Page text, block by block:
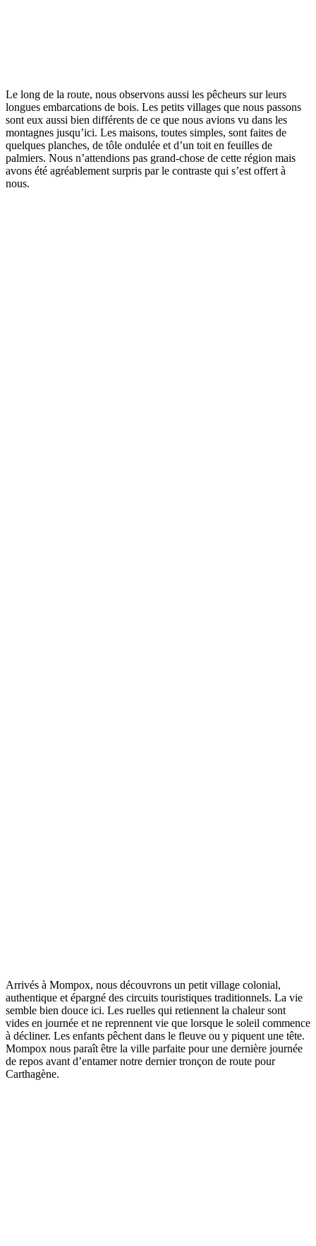
Le long de la route, nous observons aussi les pêcheurs sur leurs
longues embarcations de bois. Les petits villages que nous passons
sont eux aussi bien différents de ce que nous avions vu dans les
montagnes jusqu’ici. Les maisons, toutes simples, sont faites de
quelques planches, de tôle ondulée et d’un toit en feuilles de
palmiers. Nous n’attendions pas grand-chose de cette région mais
avons été agréablement surpris par le contraste qui s’est offert à
nous.
Arrivés à Mompox, nous découvrons un petit village colonial,
authentique et épargné des circuits touristiques traditionnels. La vie
semble bien douce ici. Les ruelles qui retiennent la chaleur sont
vides en journée et ne reprennent vie que lorsque le soleil commence
à décliner. Les enfants pêchent dans le fleuve ou y piquent une tête.
Mompox nous paraît être la ville parfaite pour une dernière journée
de repos avant d’entamer notre dernier tronçon de route pour
Carthagène.